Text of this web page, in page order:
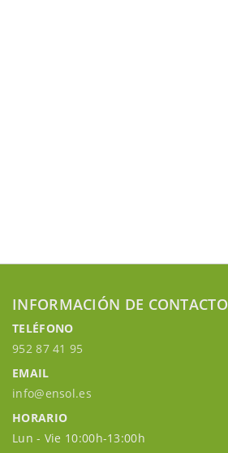
INFORMACIÓN DE CONTACTO
TELÉFONO
952 87 41 95
EMAIL
info@ensol.es
HORARIO
Lun - Vie 10:00h-13:00h